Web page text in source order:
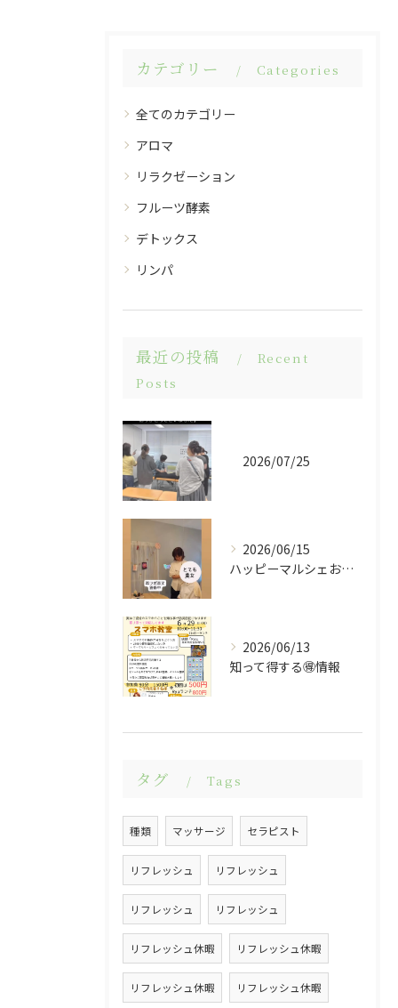
カテゴリー Categories
全てのカテゴリー
アロマ
リラクゼーション
フルーツ酵素
デトックス
リンパ
最近の投稿
Recent
Posts
2026/07/25
2026/06/15
ハッピーマルシェお越しくださりありがとうございました😊
2026/06/13
知って得する🉐情報
タグ Tags
種類 マッサージ セラピスト
リフレッシュ リフレッシュ
リフレッシュ リフレッシュ
リフレッシュ休暇 リフレッシュ休暇
リフレッシュ休暇 リフレッシュ休暇